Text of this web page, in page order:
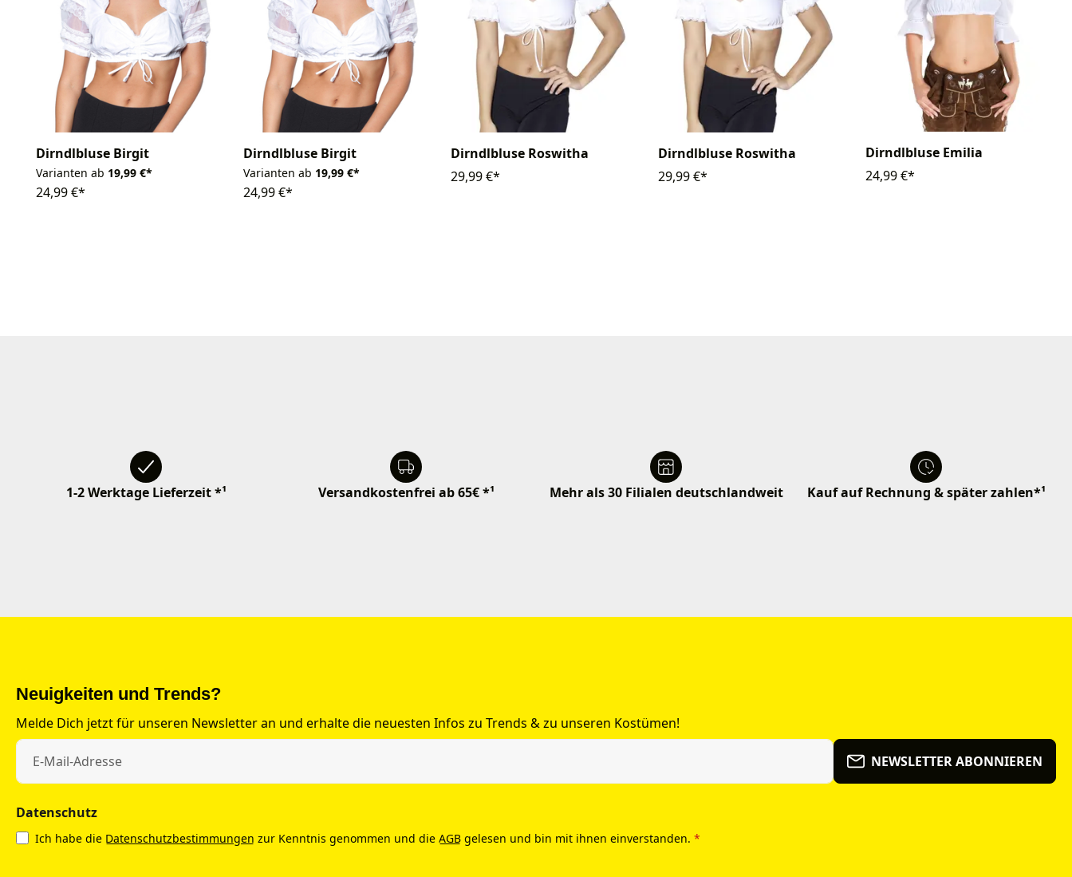
Dirndlbluse Birgit
Varianten ab 19,99 €*
24,99 €*
Dirndlbluse Birgit
Varianten ab 19,99 €*
24,99 €*
Dirndlbluse Roswitha
29,99 €*
Dirndlbluse Roswitha
29,99 €*
Dirndlbluse Emilia
24,99 €*
1-2 Werktage Lieferzeit *¹ Versandkostenfrei ab 65€ *¹ Mehr als 30 Filialen deutschlandweit Kauf auf Rechnung & später zahlen*¹
Neuigkeiten und Trends?
Melde Dich jetzt für unseren Newsletter an und erhalte die neuesten Infos zu Trends & zu unseren Kostümen!
NEWSLETTER ABONNIEREN
Datenschutz
Ich habe die Datenschutzbestimmungen zur Kenntnis genommen und die AGB gelesen und bin mit ihnen einverstanden. *